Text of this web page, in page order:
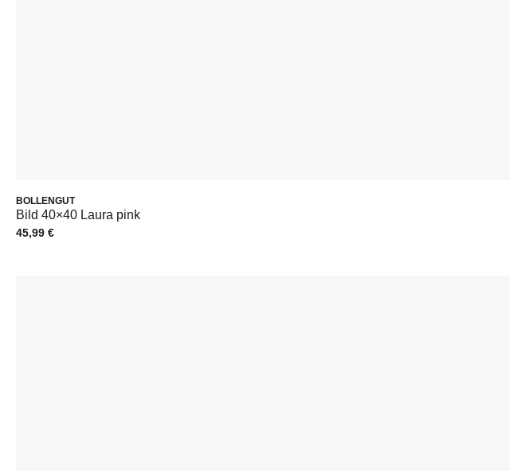
BOLLENGUT
Bild 40×40 Laura pink
45,99 €